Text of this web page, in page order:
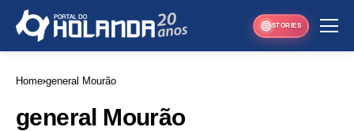
STORIES
Home general Mourão
general Mourão